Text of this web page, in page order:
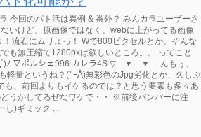
今回のパト活は異例 & 番外？ みんカラユーザーさ
いけど、原画像ではなく、webに上がってる画像
流石にムリよっ！ Wで800ピクセルとか、そんな
も無圧縮で1280pxは欲しいところ。。 ってこと
ﾉ ▽ポルシェ996 カレラ4S ▽ ▼ ▼ んもぅ、
軽量というね？(ﾟｰÅ)無彩色のJpg劣化とか、久しぶ
、前回よりもイケるのでは？と思う要素も多々あ
うかしてるぜなワケで・・ ※前後バンパーに注
)ギミック ...